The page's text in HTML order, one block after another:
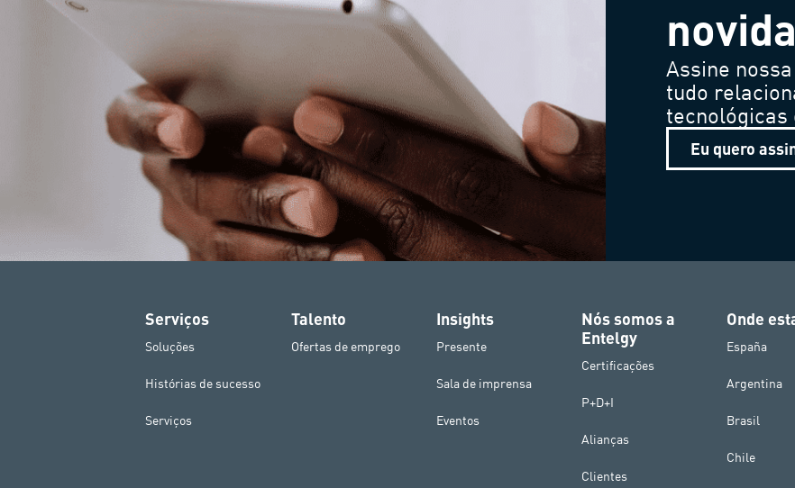
Assine
tudo
tecnológicas
Eu quero
Serviços
Soluções
Histórias de sucesso
Serviços
Talento
Ofertas de emprego
Insights
Presente
Sala de imprensa
Eventos
Nós somos a
Entelgy
Certificações
P+D+I
Alianças
Clientes
Onde
España
Argentina
Brasil
Chile